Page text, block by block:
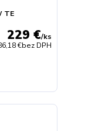
TE
229 €/ks
€bez DPH